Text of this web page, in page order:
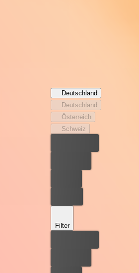
Bis Janne ihr Leben und die
Deutschland
Deutschland
Österreich
Schweiz
Filter